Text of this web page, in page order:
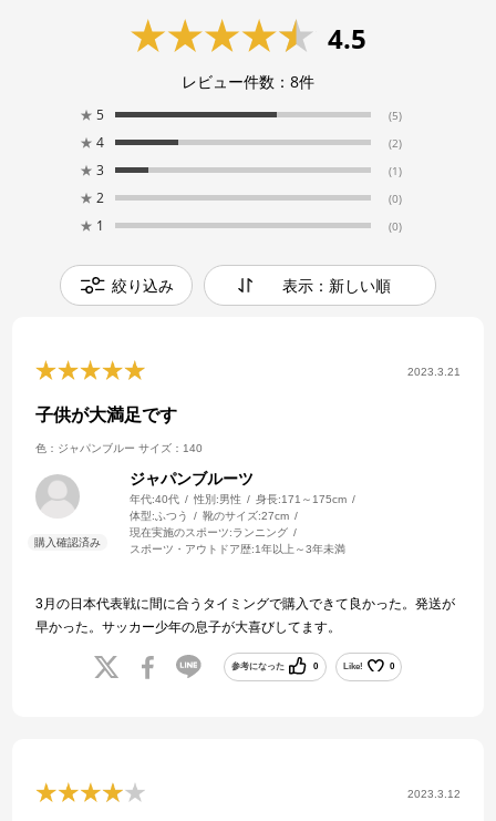
4.5
レビュー件数： 8件
★ 5 (5)
★ 4 (2)
★ 3 (1)
★ 2 (0)
★ 1 (0)
絞り込み 表示：新しい順
2023.3.21
子供が大満足です
色：ジャパンブルー サイズ：140
ジャパンブルーツ
年代:40代 性別:男性 身長:171～175cm
体型: ふつう 靴のサイズ:27cm
現在実施のスポーツ:ランニング
スポーツ・アウトドア歴:1年以上～3年未満
3月の日本代表戦に間に合うタイミングで購入できて良かった。発送が
早かった。サッカー少年の息子が大喜びしてます。
参考になった 0 Like! 0
2023.3.12